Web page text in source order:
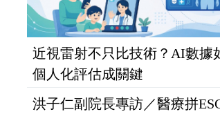
近視雷射不只比技術？AI數據
個人化評估成關鍵
洪子仁副院長專訪／醫療拼